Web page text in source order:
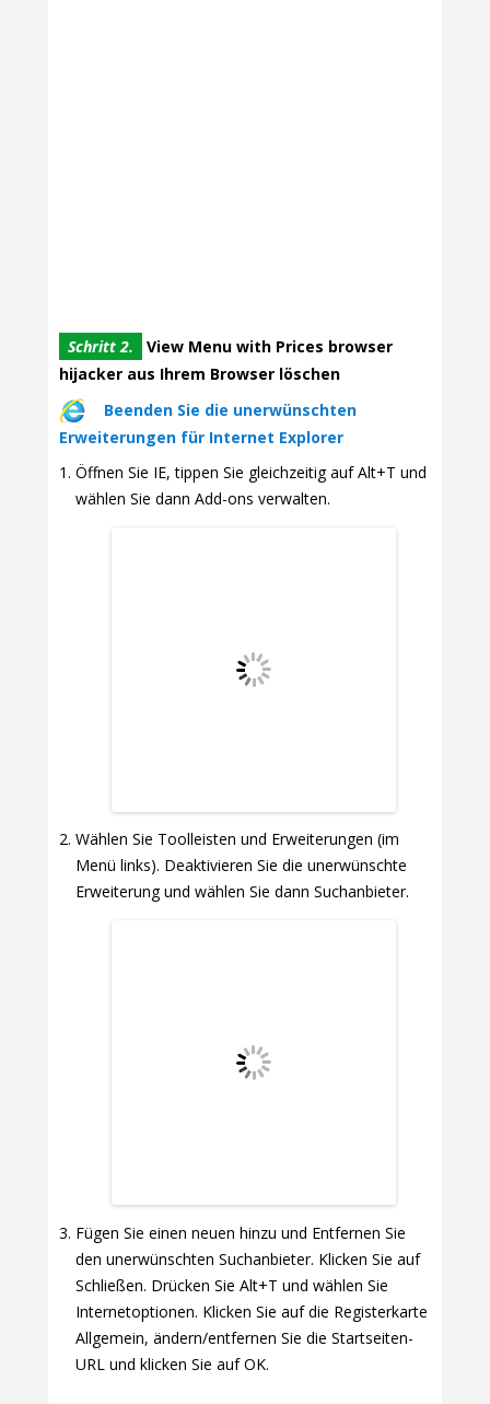
Schritt 2.
View Menu with Prices browser
hijacker aus Ihrem Browser löschen
Beenden Sie die unerwünschten
Erweiterungen für Internet Explorer
Öffnen Sie IE, tippen Sie gleichzeitig auf Alt+T und
wählen Sie dann Add-ons verwalten.
Wählen Sie Toolleisten und Erweiterungen (im
Menü links). Deaktivieren Sie die unerwünschte
Erweiterung und wählen Sie dann Suchanbieter.
Fügen Sie einen neuen hinzu und Entfernen Sie
den unerwünschten Suchanbieter. Klicken Sie auf
Schließen. Drücken Sie Alt+T und wählen Sie
Internetoptionen. Klicken Sie auf die Registerkarte
Allgemein, ändern/entfernen Sie die Startseiten-
URL und klicken Sie auf OK.